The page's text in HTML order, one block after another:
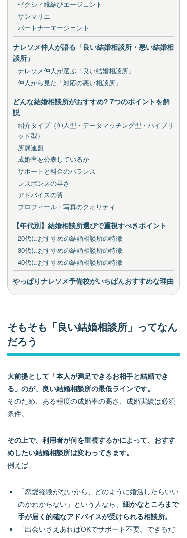
ゼクシィ縁結びエージェント
サンマリエ
パートナーエージェント
ナレソメ仲人が語る「良い結婚相談所・悪い結婚相
談所」
ナレソメ仲人が選ぶ「良い結婚相談所」
仲人から見た「対応の悪い相談所」
どんな結婚相談所がおすすめ? 7つのポイントを解
説
紹介タイプ（仲人型・データマッチング型・ハイブリ
ッド型）
所属連盟
成婚率を公表しているか
サポートと料金のバランス
レスポンスの早さ
アドバイスの質
プロフィール・写真のクオリティ
【年代別】結婚相談所選びで重視すべきポイント
20代におすすめの結婚相談所の特徴
30代におすすめの結婚相談所の特徴
40代におすすめの結婚相談所の特徴
やっぱりナレソメ予備校がいちばんおすすめな理由
そもそも「良い結婚相談所」ってなん
だろう
大前提として「本人が満足できるお相手と結婚でき
る」のが、良い結婚相談所の最低ラインです。
そのため、ある程度の成婚率の高さ、成婚実績は必須
条件。
その上で、利用者が何を重視するかによって、おすす
めしたい結婚相談所は変わってきます。
例えば――
「恋愛経験がないから、どのように婚活したらいい
のかわからない」という人なら、 細かなところまで
手が届く的確なアドバイスが受けられる相談所。
「出会いさえあればOKでサポート不要。できるだ